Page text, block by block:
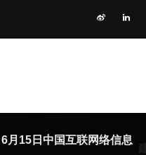
月15日中国互联网络信息